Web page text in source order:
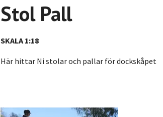
Stol Pall
SKALA 1:18
Här hittar Ni stolar och pallar för dockskåpet